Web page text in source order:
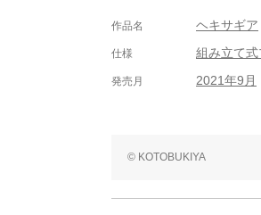
作品名 ヘキサギア
仕様 組み立て
発売月 2021年9月
© KOTOBUKIYA